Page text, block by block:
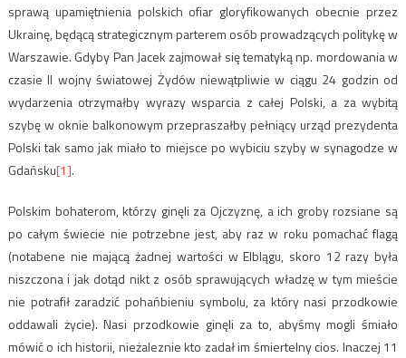
sprawą upamiętnienia polskich ofiar gloryfikowanych obecnie przez
Ukrainę, będącą strategicznym parterem osób prowadzących politykę w
Warszawie. Gdyby Pan Jacek zajmował się tematyką np. mordowania w
czasie II wojny światowej Żydów niewątpliwie w ciągu 24 godzin od
wydarzenia otrzymałby wyrazy wsparcia z całej Polski, a za wybitą
szybę w oknie balkonowym przepraszałby pełniący urząd prezydenta
Polski tak samo jak miało to miejsce po wybiciu szyby w synagodze w
Gdańsku[1].
Polskim bohaterom, którzy ginęli za Ojczyznę, a ich groby rozsiane są
po całym świecie nie potrzebne jest, aby raz w roku pomachać flagą
(notabene nie mającą żadnej wartości w Elblągu, skoro 12 razy była
niszczona i jak dotąd nikt z osób sprawujących władzę w tym mieście
nie potrafił zaradzić pohańbieniu symbolu, za który nasi przodkowie
oddawali życie). Nasi przodkowie ginęli za to, abyśmy mogli śmiało
mówić o ich historii, nieżaleznie kto zadał im śmiertelny cios. Inaczej 11